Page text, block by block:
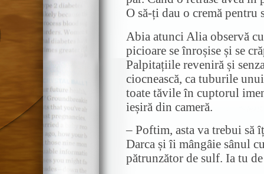
O să-ți dau o cremă
Abia atunci Alia observă
picioare se înroșise și se
Palpitațiile reveniră și
ciocnească, ca tuburile
toate tăvile în cuptorul
ieșiră din cameră.
– Poftim, asta va trebui să
Darca și îi mângâie sânul
pătrunzător de sulf. Ia tu